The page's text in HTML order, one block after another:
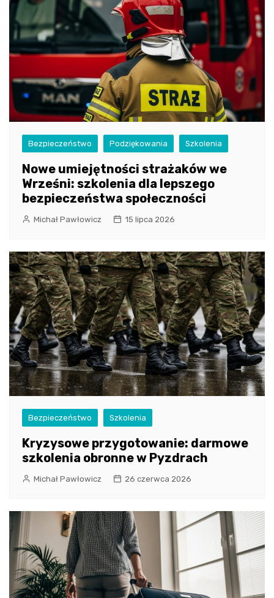
Bezpieczeństwo Podziękowania Szkolenia
Nowe umiejętności strażaków we
Wrześni: szkolenia dla lepszego
bezpieczeństwa społeczności
Michał Pawłowicz 15 lipca 2026
Bezpieczeństwo Szkolenia
Kryzysowe przygotowanie: darmowe
szkolenia obronne w Pyzdrach
Michał Pawłowicz 26 czerwca 2026